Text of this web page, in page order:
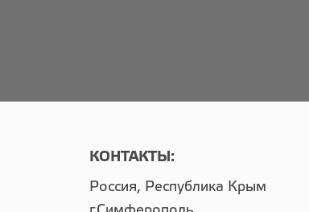
КОНТАКТЫ:
Россия, Республика Крым